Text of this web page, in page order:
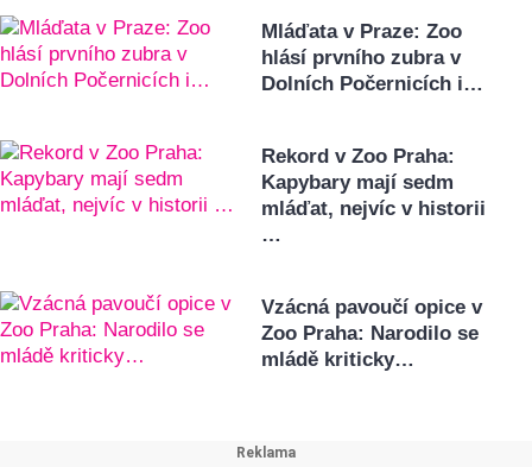
Mláďata v Praze: Zoo
hlásí prvního zubra v
Dolních Počernicích i…
Rekord v Zoo Praha:
Kapybary mají sedm
mláďat, nejvíc v historii
…
Vzácná pavoučí opice v
Zoo Praha: Narodilo se
mládě kriticky…